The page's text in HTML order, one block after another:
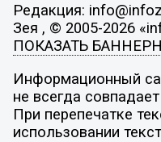
Редакция:
Зея , © 2005-2026
ПОКАЗАТЬ
Информационный
не всегда
При перепечатке
использовании